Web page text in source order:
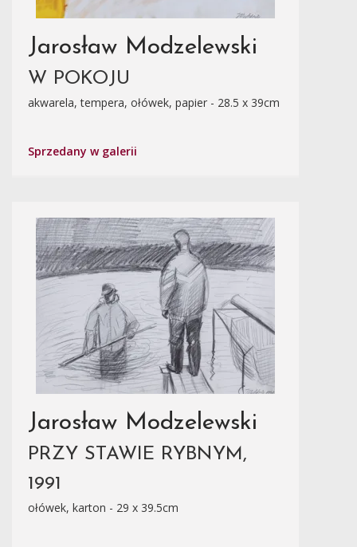
Jarosław Modzelewski
W POKOJU
akwarela, tempera, ołówek, papier - 28.5 x 39cm
Sprzedany w galerii
Jarosław Modzelewski
PRZY STAWIE RYBNYM,
1991
ołówek, karton - 29 x 39.5cm